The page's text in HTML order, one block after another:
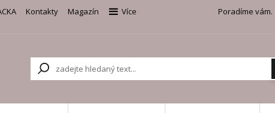
Kontakty Magazín
Více
Poradíme vám.